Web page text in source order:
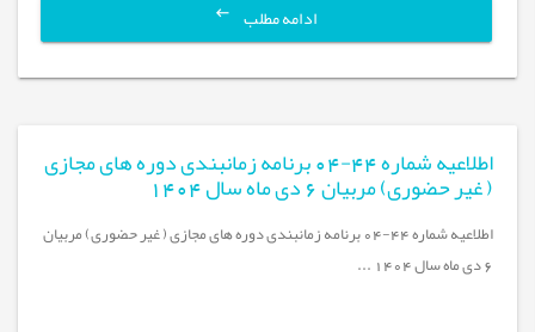
ادامه مطلب
اطلاعیه شماره 44-04 برنامه زمانبندی دوره های مجازی
( غیر حضوری) مربیان 6 دی ماه سال 1404
اطلاعیه شماره 44-04 برنامه زمانبندی دوره های مجازی ( غیر حضوری) مربیان
6 دی ماه سال 1404 ...